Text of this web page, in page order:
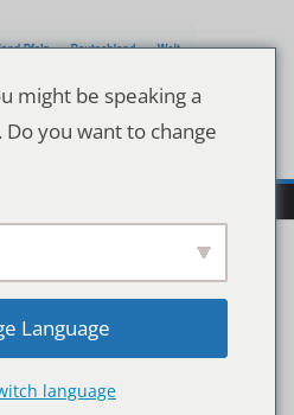
Brücke
might be speaking a
you want to change
Language
language